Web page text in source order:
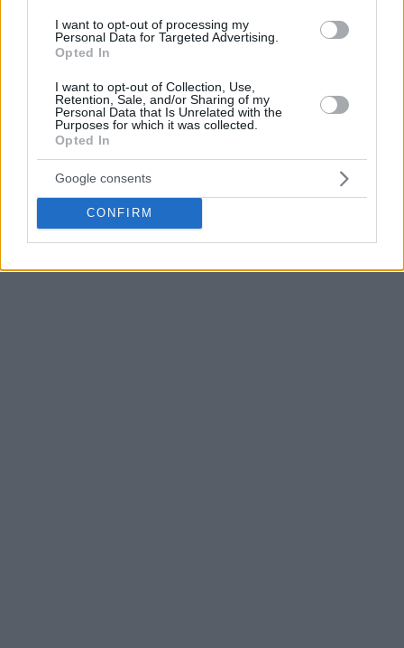
I want to opt-out of processing my
Personal Data for Targeted Advertising.
Opted In
I want to opt-out of Collection, Use,
Retention, Sale, and/or Sharing of my
Personal Data that Is Unrelated with the
Purposes for which it was collected.
Opted In
Google consents
CONFIRM
τη νίκη που τον στέλνει στην 7η θέση της κανονικής
περιόδου και στο ζευγάρωμα με τη Μονακό στο play-in, με